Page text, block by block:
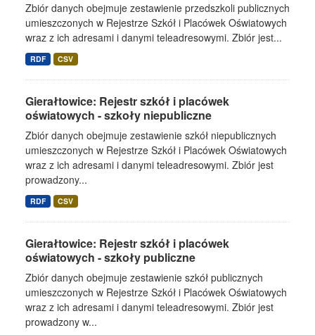
Zbiór danych obejmuje zestawienie przedszkoli publicznych
umieszczonych w Rejestrze Szkół i Placówek Oświatowych
wraz z ich adresami i danymi teleadresowymi. Zbiór jest...
RDF CSV
Gierałtowice: Rejestr szkół i placówek
oświatowych - szkoły niepubliczne
Zbiór danych obejmuje zestawienie szkół niepublicznych
umieszczonych w Rejestrze Szkół i Placówek Oświatowych
wraz z ich adresami i danymi teleadresowymi. Zbiór jest
prowadzony...
RDF CSV
Gierałtowice: Rejestr szkół i placówek
oświatowych - szkoły publiczne
Zbiór danych obejmuje zestawienie szkół publicznych
umieszczonych w Rejestrze Szkół i Placówek Oświatowych
wraz z ich adresami i danymi teleadresowymi. Zbiór jest
prowadzony w...